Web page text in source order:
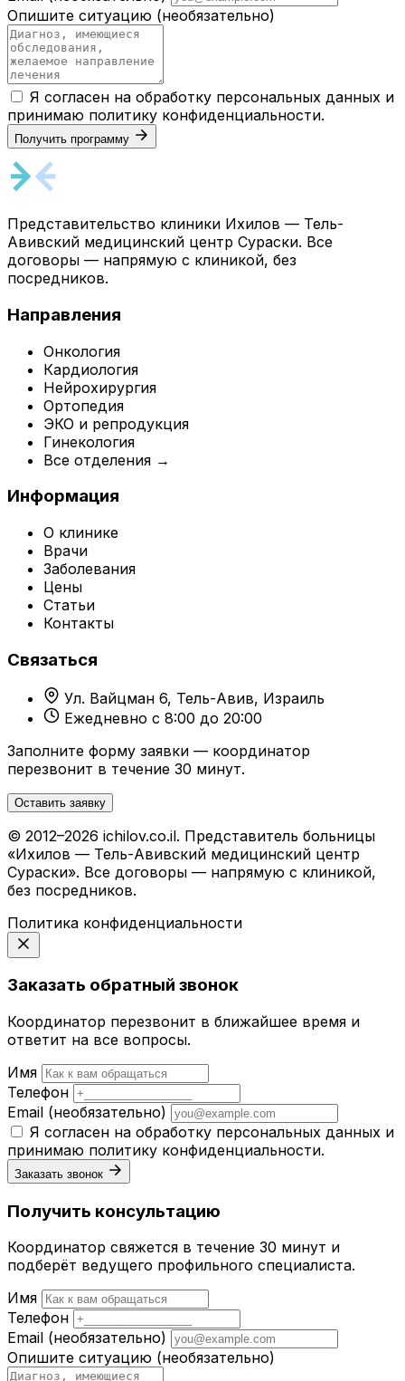
Опишите ситуацию (необязательно)
Я согласен на обработку персональных данных и
принимаю политику конфиденциальности.
Получить программу
Представительство клиники Ихилов — Тель-
Авивский медицинский центр Сураски. Все
договоры — напрямую с клиникой, без
посредников.
Направления
Онкология
Кардиология
Нейрохирургия
Ортопедия
ЭКО и репродукция
Гинекология
Все отделения →
Информация
О клинике
Врачи
Заболевания
Цены
Статьи
Контакты
Связаться
Ул. Вайцман 6, Тель-Авив, Израиль
Ежедневно с 8:00 до 20:00
Заполните форму заявки — координатор
перезвонит в течение 30 минут.
Оставить заявку
© 2012–2026 ichilov.co.il. Представитель больницы
«Ихилов — Тель-Авивский медицинский центр
Сураски». Все договоры — напрямую с клиникой,
без посредников.
Политика конфиденциальности
Заказать обратный звонок
Координатор перезвонит в ближайшее время и
ответит на все вопросы.
Имя
Телефон
Email (необязательно)
Я согласен на обработку персональных данных и
принимаю политику конфиденциальности.
Заказать звонок
Получить консультацию
Координатор свяжется в течение 30 минут и
подберёт ведущего профильного специалиста.
Имя
Телефон
Email (необязательно)
Опишите ситуацию (необязательно)